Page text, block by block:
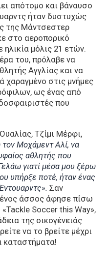
απότομο και βάναυσο
ήταν δυστυχώς
της Μάντσεστερ
στο αεροπορικό
μόλις 21 ετών.
του, πρόλαβε να
Αγγλίας και να
χαραγμένο στις μνήμες
ως ένας από
που
Τζίμι Μέρφι,
Μοχάμεντ Αλί, να
αθλητής που
γιατί μέσα μου ξέρω
υπήρξε ποτέ, ήταν ένας
Σαν
άσσος άφησε πίσω
«Tackle Soccer this Way»,
της οικογένειάς
να το βρείτε μέχρι
καταστήματα!